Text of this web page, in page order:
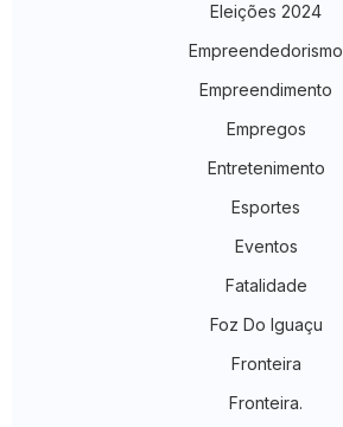
Eleições 2024
Empreendedorismo
Empreendimento
Empregos
Entretenimento
Esportes
Eventos
Fatalidade
Foz Do Iguaçu
Fronteira
Fronteira.